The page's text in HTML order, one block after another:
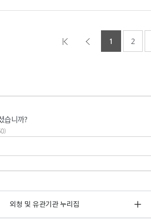
1 2
습니까?
외청 및 유관기관 누리집